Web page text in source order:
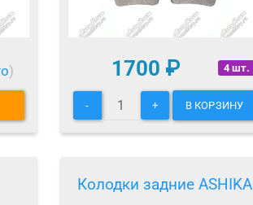
) 4 шт.
1700 ₽
- + В КОРЗИНУ
Колодки задние ASHIKA